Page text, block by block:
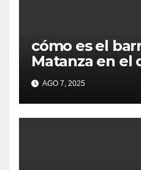
cómo es el
Matanza en el
sacó la foto de
de campaña
Buenos Aires
AGO 7, 2025